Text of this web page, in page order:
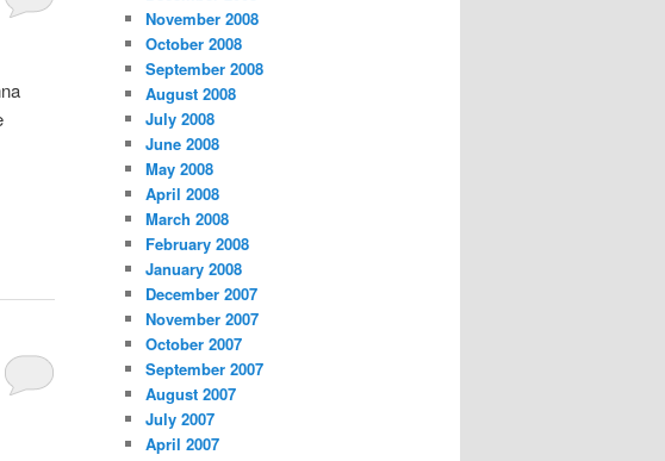
November 2008
October 2008
September 2008
August 2008
July 2008
June 2008
May 2008
April 2008
March 2008
February 2008
January 2008
December 2007
November 2007
October 2007
September 2007
August 2007
July 2007
April 2007